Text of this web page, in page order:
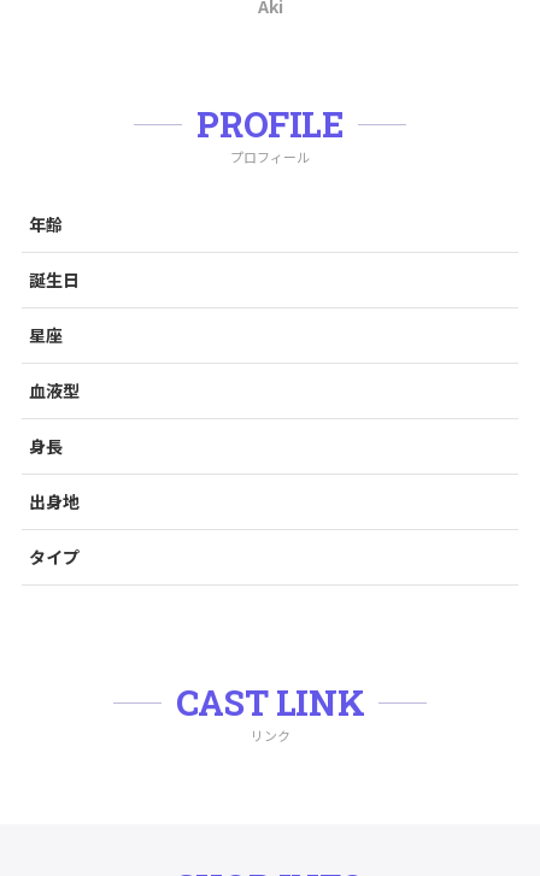
Aki
PROFILE
プロフィール
年齢
誕生日
星座
血液型
身長
出身地
タイプ
CAST LINK
リンク